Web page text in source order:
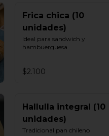
Frica chica (10
unidades)
Ideal para sandwich y
hambuerguesa
$2.100
Hallulla integral (10
unidades)
Tradicional pan chileno